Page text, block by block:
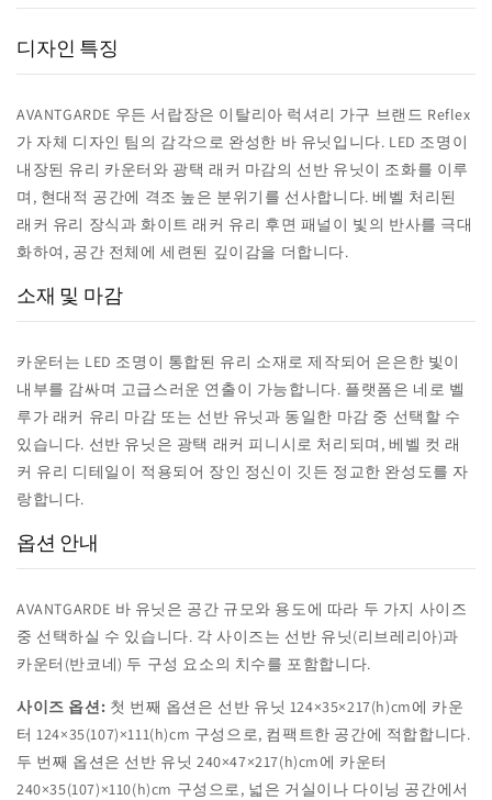
디자인 특징
AVANTGARDE 우든 서랍장은 이탈리아 럭셔리 가구 브랜드 Reflex
가 자체 디자인 팀의 감각으로 완성한 바 유닛입니다. LED 조명이
내장된 유리 카운터와 광택 래커 마감의 선반 유닛이 조화를 이루
며, 현대적 공간에 격조 높은 분위기를 선사합니다. 베벨 처리된
래커 유리 장식과 화이트 래커 유리 후면 패널이 빛의 반사를 극대
화하여, 공간 전체에 세련된 깊이감을 더합니다.
소재 및 마감
카운터는 LED 조명이 통합된 유리 소재로 제작되어 은은한 빛이
내부를 감싸며 고급스러운 연출이 가능합니다. 플랫폼은 네로 벨
루가 래커 유리 마감 또는 선반 유닛과 동일한 마감 중 선택할 수
있습니다. 선반 유닛은 광택 래커 피니시로 처리되며, 베벨 컷 래
커 유리 디테일이 적용되어 장인 정신이 깃든 정교한 완성도를 자
랑합니다.
옵션 안내
AVANTGARDE 바 유닛은 공간 규모와 용도에 따라 두 가지 사이즈
중 선택하실 수 있습니다. 각 사이즈는 선반 유닛(리브레리아)과
카운터(반코네) 두 구성 요소의 치수를 포함합니다.
사이즈 옵션: 첫 번째 옵션은 선반 유닛 124×35×217(h)cm에 카운
터 124×35(107)×111(h)cm 구성으로, 컴팩트한 공간에 적합합니다.
두 번째 옵션은 선반 유닛 240×47×217(h)cm에 카운터
240×35(107)×110(h)cm 구성으로, 넓은 거실이나 다이닝 공간에서